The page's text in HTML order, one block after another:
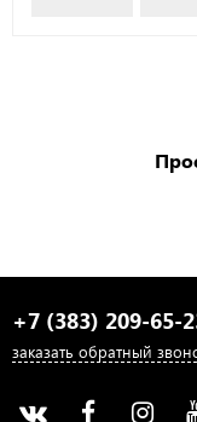
+7 (383) 209-65-
заказать обратный